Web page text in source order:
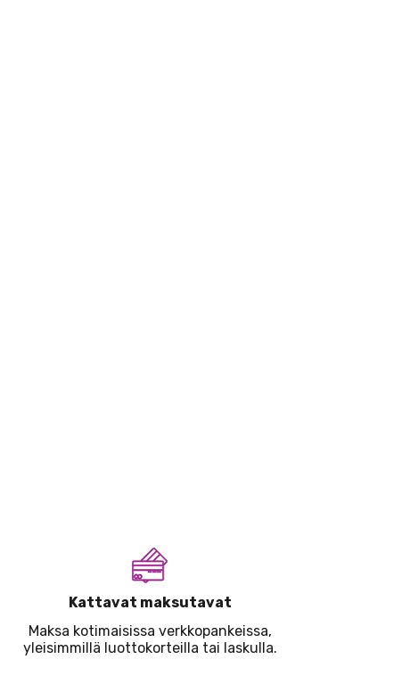
Kattavat maksutavat
Maksa kotimaisissa verkkopankeissa,
yleisimmillä luottokorteilla tai laskulla.